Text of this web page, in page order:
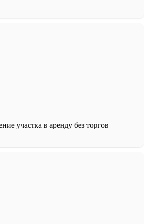
участка в аренду без торгов